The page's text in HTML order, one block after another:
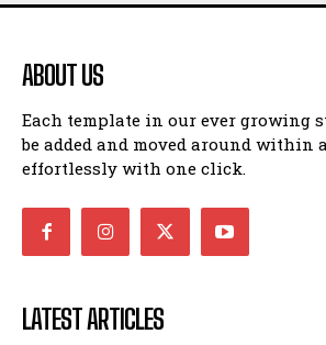
ABOUT US
Each template in our ever growing
be added and moved around within
effortlessly with one click.
LATEST ARTICLES